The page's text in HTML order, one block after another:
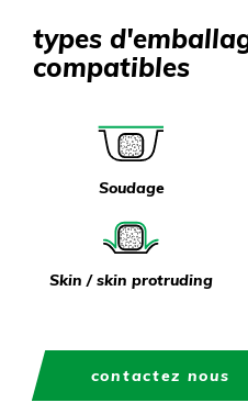
types
compatibles
Soudage
Skin / skin protruding
contactez nous